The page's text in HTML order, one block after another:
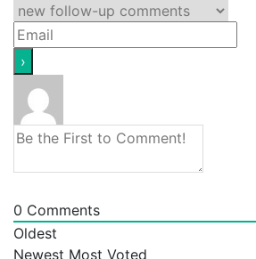
0 Comments
Oldest
Newest Most Voted